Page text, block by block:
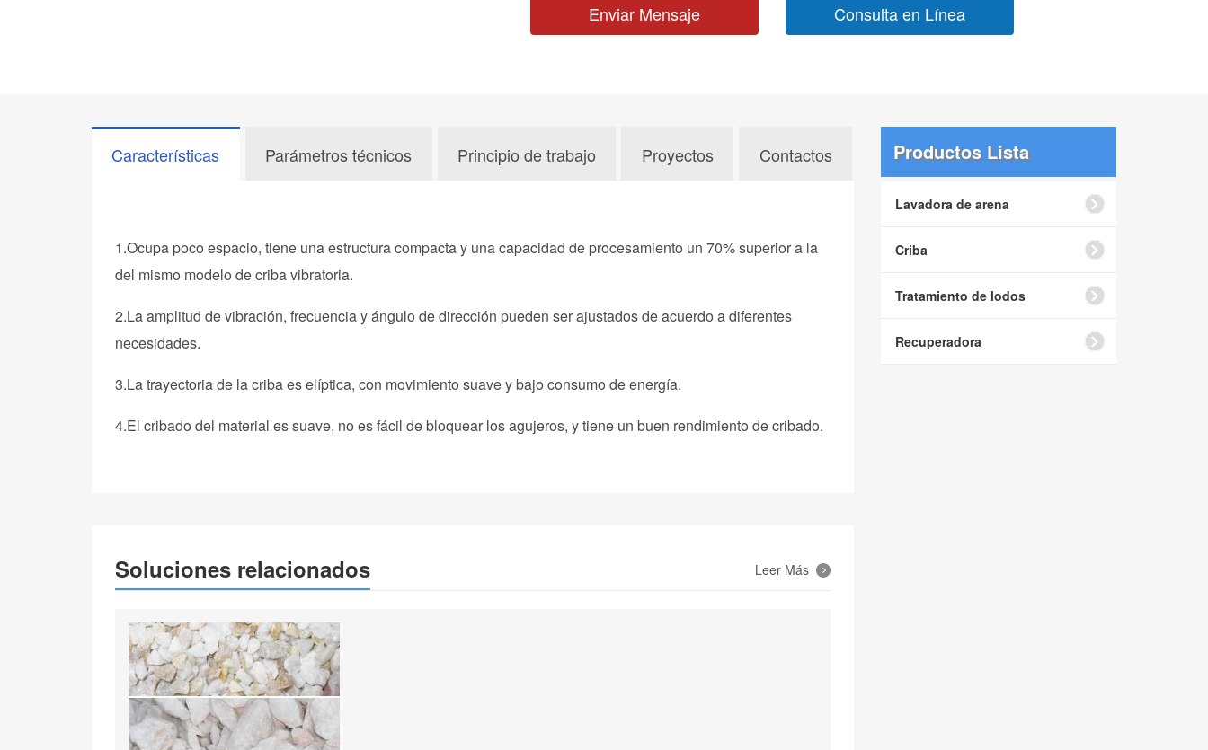
Enviar Mensaje Consulta en Línea
Características Parámetros técnicos Principio de trabajo Proyectos Contactos
1.Ocupa poco espacio, tiene una estructura compacta y una capacidad de procesamiento un 70% superior a la
del mismo modelo de criba vibratoria.
2.La amplitud de vibración, frecuencia y ángulo de dirección pueden ser ajustados de acuerdo a diferentes
necesidades.
3.La trayectoria de la criba es elíptica, con movimiento suave y bajo consumo de energía.
4.El cribado del material es suave, no es fácil de bloquear los agujeros, y tiene un buen rendimiento de cribado.
Soluciones relacionados Leer Más
Productos Lista
Lavadora de arena
Criba
Tratamiento de lodos
Recuperadora